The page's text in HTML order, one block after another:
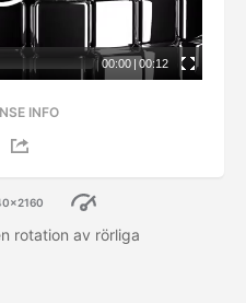
00:00 | 00:12
INFO
rotation av rörliga